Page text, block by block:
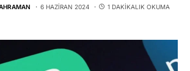
6 HAZIRAN 2024 1 DAKIKALIK OKUMA